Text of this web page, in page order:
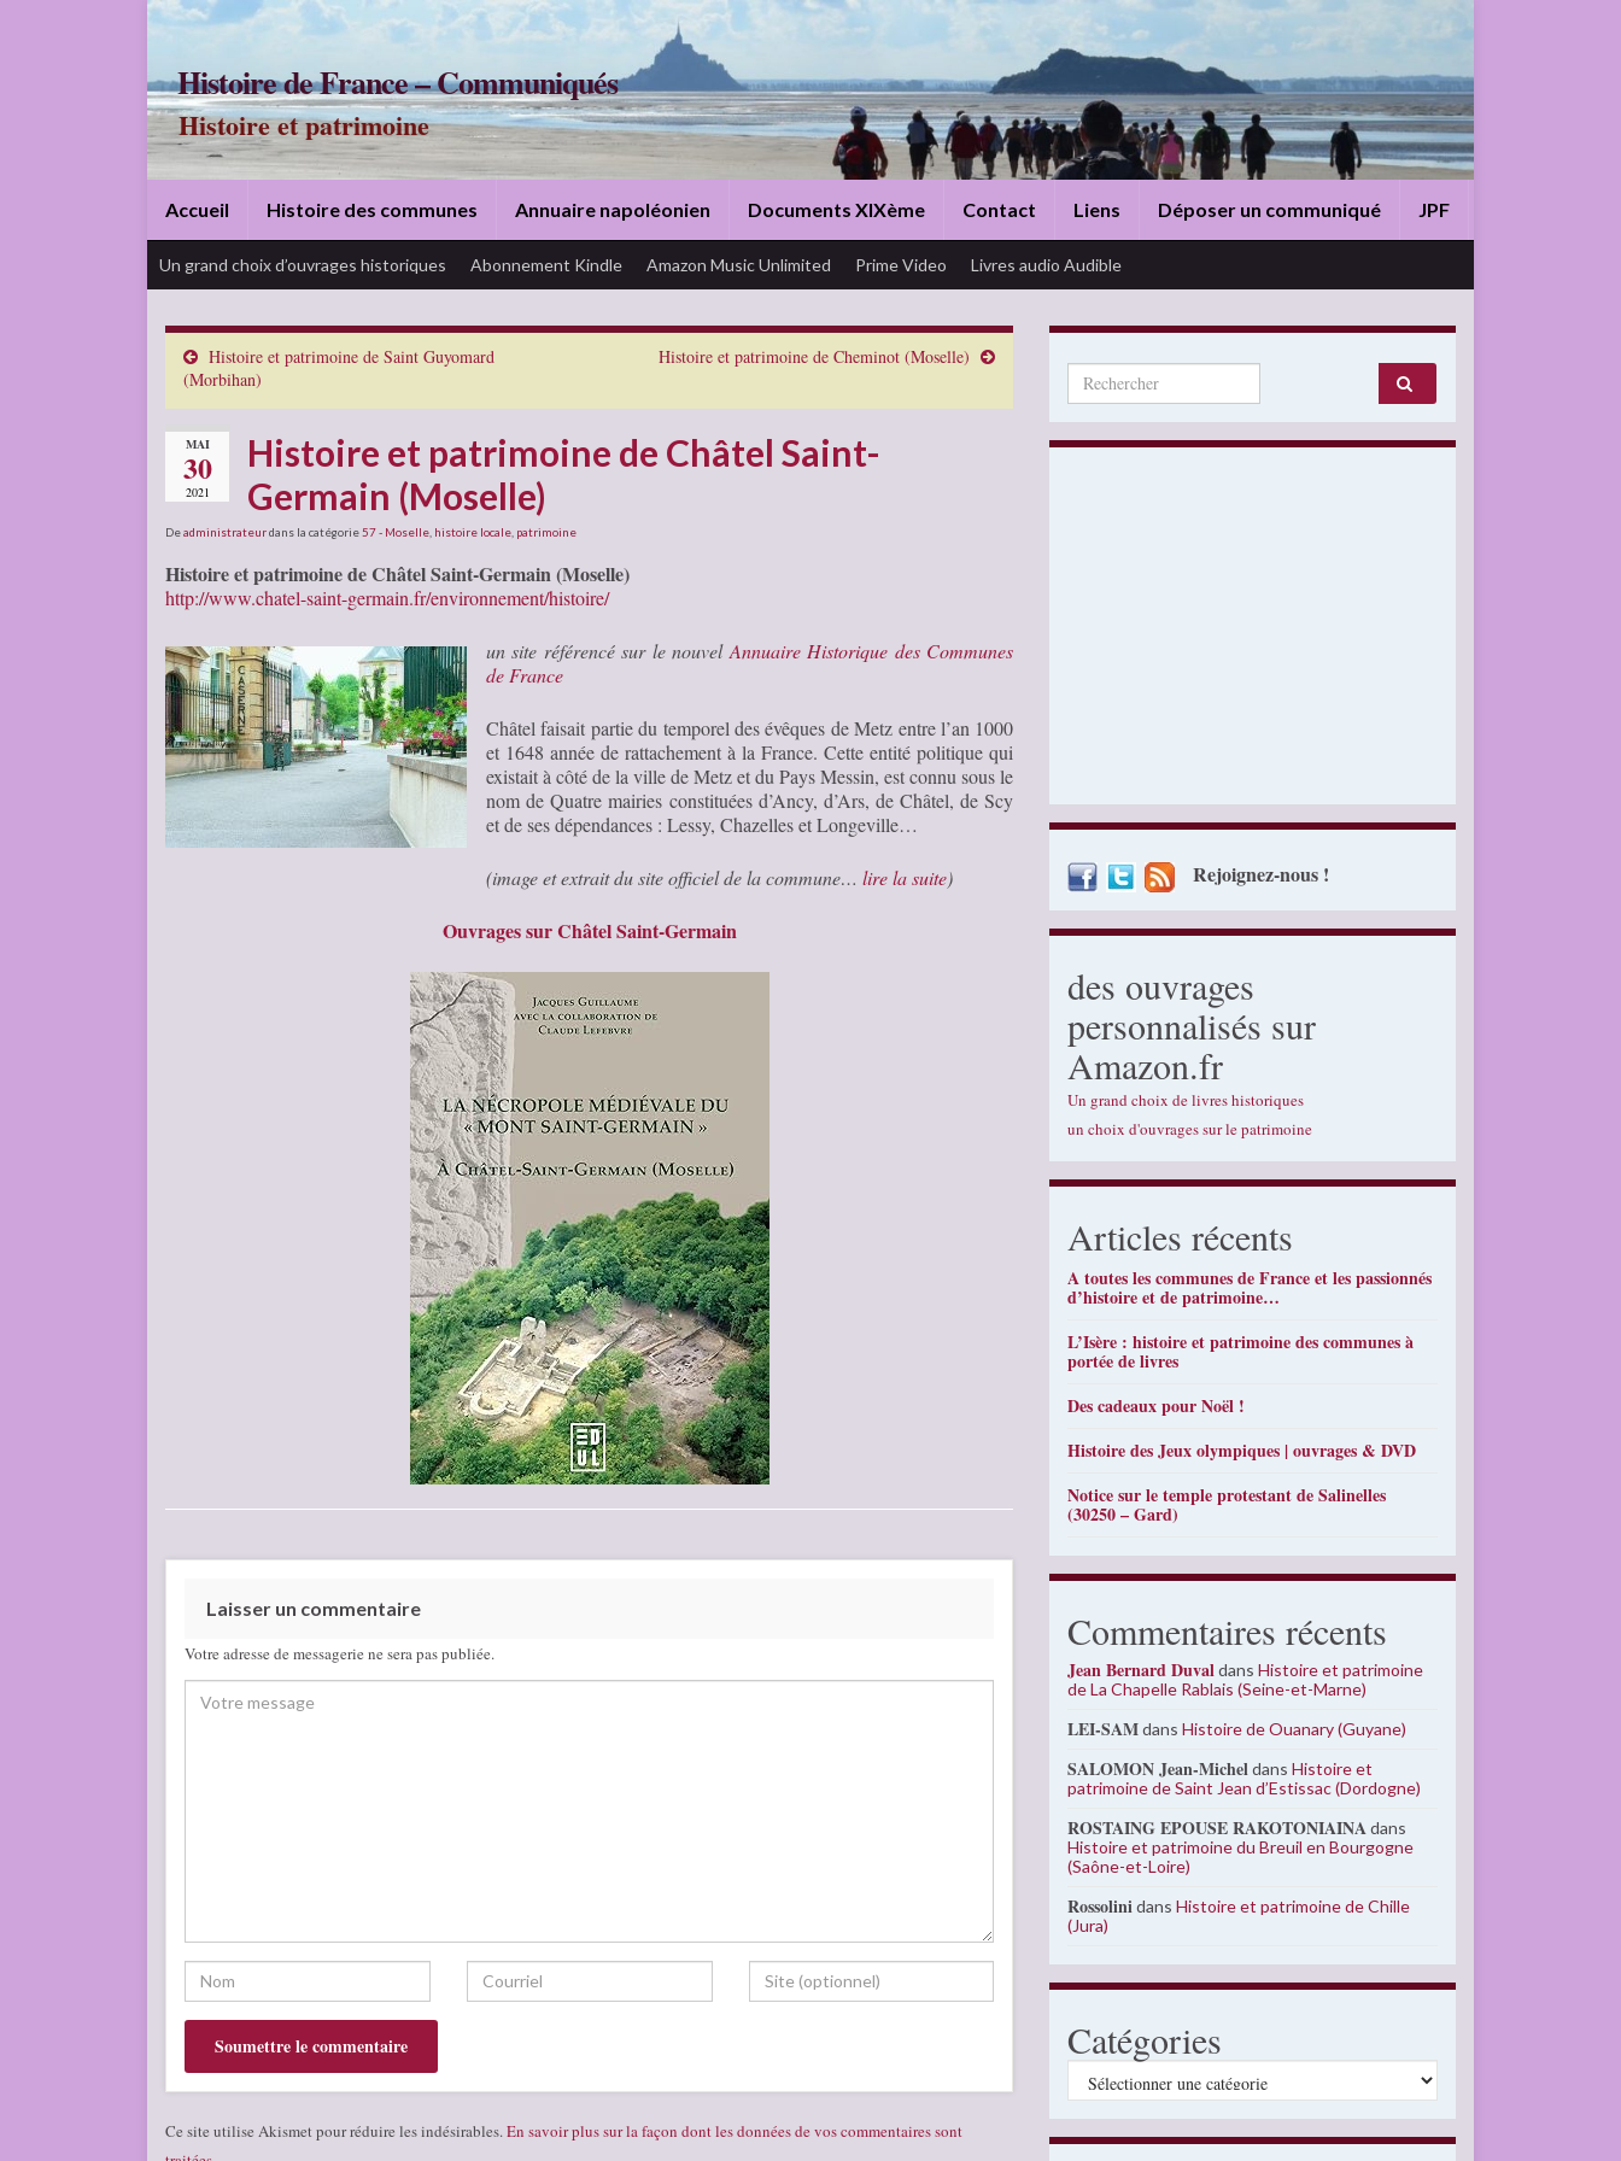
Histoire de France – Communiqués
Histoire et patrimoine
Accueil Histoire des communes Annuaire napoléonien Documents XIXème Contact Liens Déposer un communiqué JPF
Un grand choix d’ouvrages historiques Abonnement Kindle Amazon Music Unlimited Prime Video Livres audio Audible
Histoire et patrimoine de Saint Guyomard
(Morbihan)
Histoire et patrimoine de Cheminot (Moselle)
MAI
30
2021
Histoire et patrimoine de Châtel Saint-
Germain (Moselle)
Deadministrateurdans la catégorie 57 - Moselle histoire locale patrimoine
Histoire et patrimoine de Châtel Saint-Germain (Moselle)
http://www.chatel-saint-germain.fr/environnement/histoire/
un site référencé sur le nouvel Annuaire Historique des Communes
de France
Châtel faisait partie du temporel des évêques de Metz entre l’an 1000
et 1648 année de rattachement à la France. Cette entité politique qui
existait à côté de la ville de Metz et du Pays Messin, est connu sous le
nom de Quatre mairies constituées d’Ancy, d’Ars, de Châtel, de Scy
et de ses dépendances : Lessy, Chazelles et Longeville…
(image et extrait du site officiel de la commune… lire la suite)
Ouvrages sur Châtel Saint-Germain
Laisser un commentaire
Votre adresse de messagerie ne sera pas publiée.
Ce site utilise Akismet pour réduire les indésirables. En savoir plus sur la façon dont les données de vos commentaires sont
Search for:
Rejoignez-nous !
des ouvrages
personnalisés sur
Amazon.fr
Un grand choix de livres historiques
un choix d'ouvrages sur le patrimoine
Articles récents
A toutes les communes de France et les passionnés
d’histoire et de patrimoine…
L’Isère : histoire et patrimoine des communes à
portée de livres
Des cadeaux pour Noël !
Histoire des Jeux olympiques | ouvrages & DVD
Notice sur le temple protestant de Salinelles
(30250 – Gard)
Commentaires récents
Jean Bernard DuvaldansHistoire et patrimoine
de La Chapelle Rablais (Seine-et-Marne)
LEI-SAMdansHistoire de Ouanary (Guyane)
SALOMON Jean-MicheldansHistoire et
patrimoine de Saint Jean d’Estissac (Dordogne)
ROSTAING EPOUSE RAKOTONIAINAdans
Histoire et patrimoine du Breuil en Bourgogne
(Saône-et-Loire)
RossolinidansHistoire et patrimoine de Chille
(Jura)
Catégories
Catégories